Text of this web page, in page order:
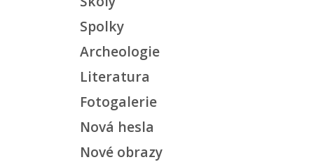
Spolky
Archeologie
Literatura
Fotogalerie
Nová hesla
Nové obrazy